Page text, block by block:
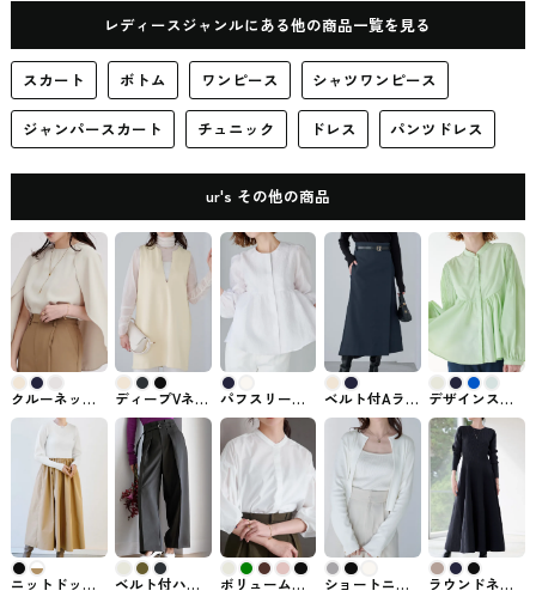
レディースジャンルにある他の商品一覧を見る
スカート ボトム ワンピース シャツワンピース
ジャンパースカート チュニック ドレス パンツドレス
ur's その他の商品
クルーネック
ケープブラウ
ス ur'sのトッ
ディープVネッ
クチュニック
ベスト ur's #
ワンピース
パフスリーブ
ペプラムブラ
ウス ur'sのト
ップス
ベルト付Aライ
ンラップスカ
ート ur's #ス
カート
デザインスリ
ーブバンドカ
ラーフレアシ
ャツ ur'sで購
入できるトッ
プス
ニットドッキ
ングタフタワ
ベルト付ハイ
ウエストタッ
ボリューム袖
ブラウス ur's
ショートニッ
トカーディガ
ラウンドネッ
クフレアロン